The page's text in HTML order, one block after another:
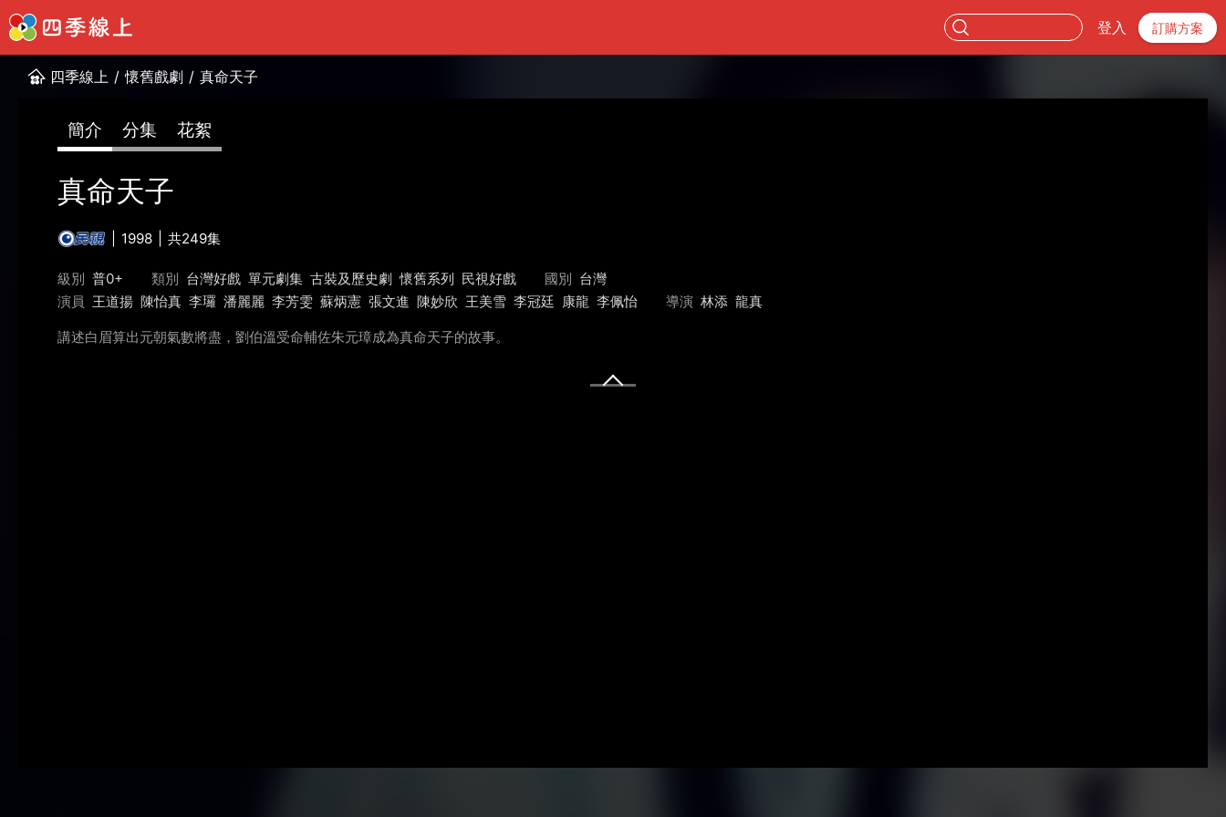
登入 訂購方案
四季線上 / 懷舊戲劇 / 真命天子
簡介 分集 花絮
真命天子
1998 共249集
級別 普0+ 類別 台灣好戲 單元劇集 古裝及歷史劇 懷舊系列 民視好戲 國別 台灣
演員 王道揚 陳怡真 李㼈 潘麗麗 李芳雯 蘇炳憲 張文進 陳妙欣 王美雪 李冠廷 康龍 李佩怡 導演 林添 龍真
講述白眉算出元朝氣數將盡，劉伯溫受命輔佐朱元璋成為真命天子的故事。